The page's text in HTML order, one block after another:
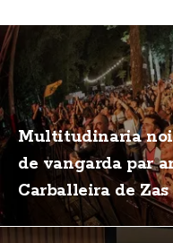
Multitudinaria
de vangarda par
Carballeira de Zas